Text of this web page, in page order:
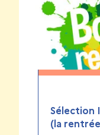
Sélection
(la